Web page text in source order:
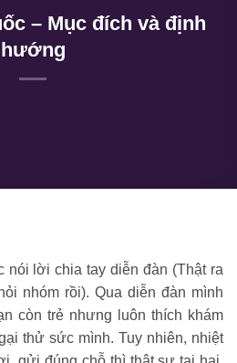
– Mục đích và định
hướng
nói lời chia tay diễn đàn (Thật ra
nhóm rồi). Qua diễn đàn mình
còn trẻ nhưng luôn thích khám
thử sức mình. Tuy nhiên, nhiệt